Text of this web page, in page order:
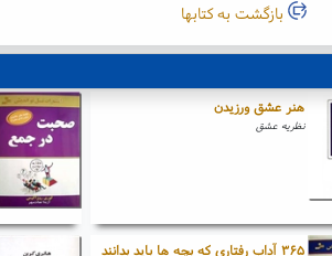
بازگشت به کتابها
هنر عشق ورزیدن
نظریه عشق
۳۶۵ آداب رفتاری که بچه ها باید بدانند